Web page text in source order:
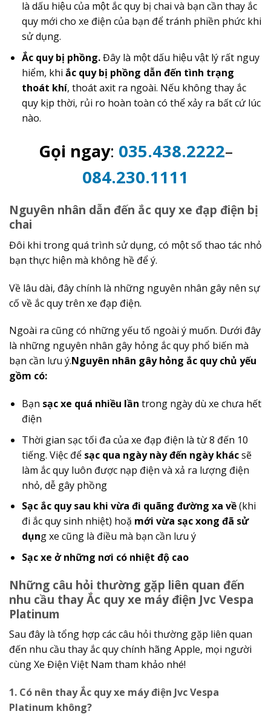
là dấu hiệu của một ắc quy bị chai và bạn cần thay ắc
quy mới cho xe điện của bạn để tránh phiền phức khi
sử dụng.
Ắc quy bị phồng.Đây là một dấu hiệu vật lý rất nguy
hiểm, khi ắc quy bị phồng dẫn đến tình trạng
thoát khí, thoát axit ra ngoài. Nếu không thay ắc
quy kịp thời, rủi ro hoàn toàn có thể xảy ra bất cứ lúc
nào.
Gọi ngay: 035.438.2222–
084.230.1111
Nguyên nhân dẫn đến ắc quy xe đạp điện bị
chai
Đôi khi trong quá trình sử dụng, có một số thao tác nhỏ
bạn thực hiện mà không hề để ý.
Về lâu dài, đây chính là những nguyên nhân gây nên sự
cố về ắc quy trên xe đạp điện.
Ngoài ra cũng có những yếu tố ngoài ý muốn. Dưới đây
là những nguyên nhân gây hỏng ắc quy phổ biến mà
bạn cần lưu ý.Nguyên nhân gây hỏng ắc quy chủ yếu
gồm có:
Bạn sạc xe quá nhiều lần trong ngày dù xe chưa hết
điện
Thời gian sạc tối đa của xe đạp điện là từ 8 đến 10
tiếng. Việc đểsạc qua ngày này đến ngày khácsẽ
làm ắc quy luôn được nạp điện và xả ra lượng điện
nhỏ, dễ gây phồng
Sạc ắc quy sau khi vừa đi quãng đường xa về(khi
đi ắc quy sinh nhiệt) hoặ mới vừa sạc xong đã sử
dụng xe cũng là điều mà bạn cần lưu ý
Sạc xe ở những nơi có nhiệt độ cao
Những câu hỏi thường gặp liên quan đến
nhu cầu thay Ắc quy xe máy điện Jvc Vespa
Platinum
Sau đây là tổng hợp các câu hỏi thường gặp liên quan
đến nhu cầu thay ắc quy chính hãng Apple, mọi người
cùng Xe Điện Việt Nam tham khảo nhé!
1. Có nên thay Ắc quy xe máy điện Jvc Vespa
Platinum không?